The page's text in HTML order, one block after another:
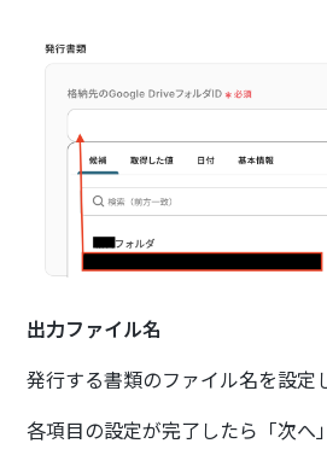
出力ファイル名
発行する書類のファイル名を設定
各項目の設定が完了したら「次へ